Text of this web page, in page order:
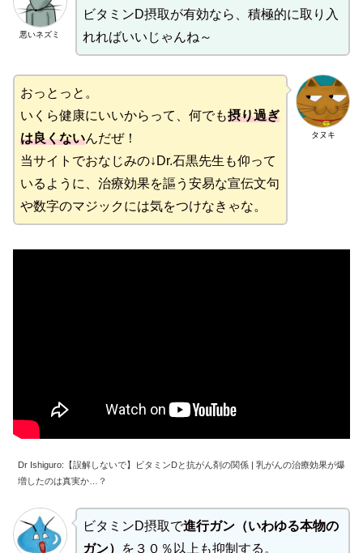
悪いネズミ
ビタミンD摂取が有効なら、積極的に取り入
れればいいじゃんね～
タヌキ
おっとっと。
いくら健康にいいからって、何でも摂り過ぎ
は良くないんだぜ！
当サイトでおなじみの↓Dr.石黒先生も仰って
いるように、治療効果を謳う安易な宣伝文句
や数字のマジックには気をつけなきゃな。
Dr Ishiguro:【誤解しないで】ビタミンDと抗がん剤の関係 | 乳がんの治療効果が爆
増したのは真実か…？
ビタミンD摂取で進行ガン（いわゆる本物の
ガン）
を３０％以上も抑制する。